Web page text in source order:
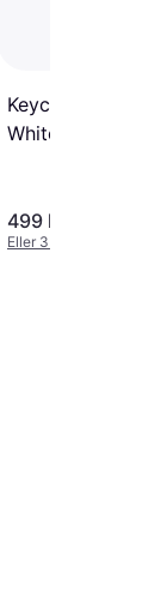
Keychron M7
White
499 kr.
Eller 3 betalinger af 166